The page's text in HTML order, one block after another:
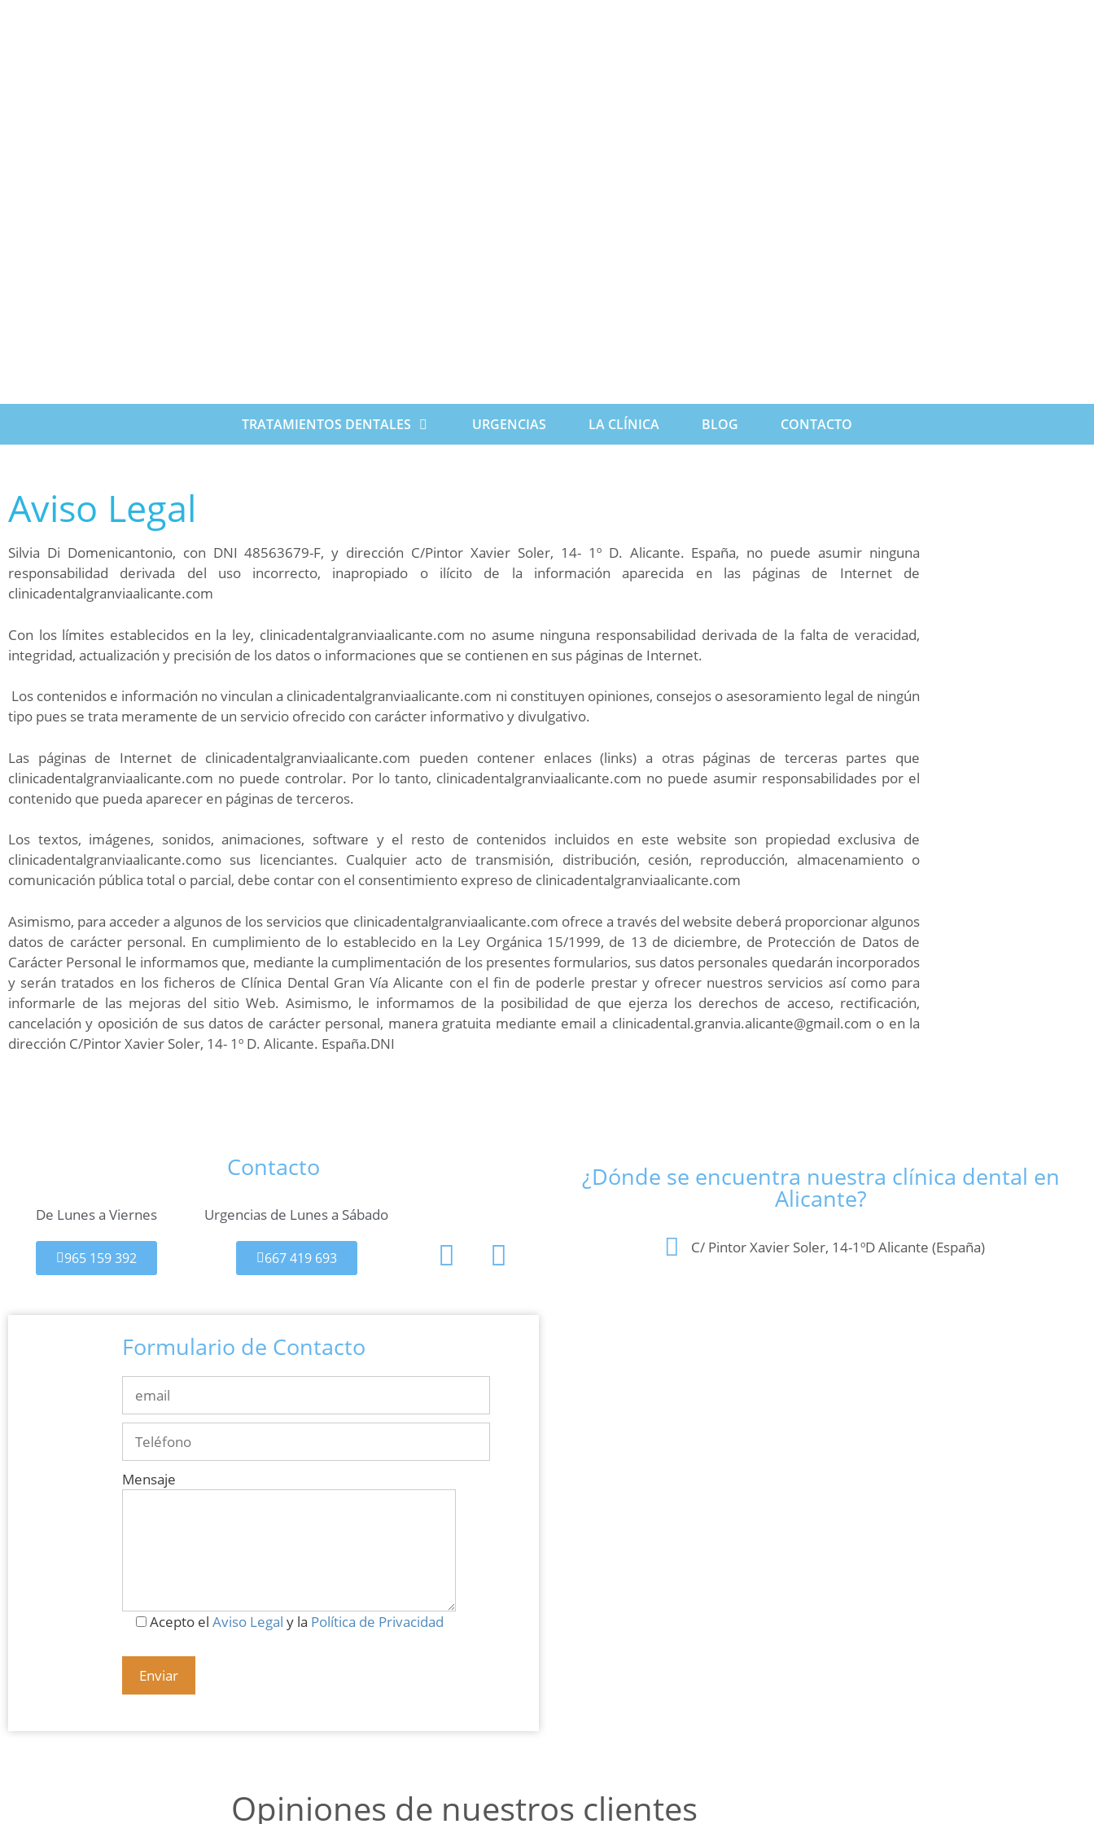
TRATAMIENTOS DENTALES URGENCIAS LA CLÍNICA BLOG CONTACTO
Aviso Legal
Silvia Di Domenicantonio, con DNI 48563679-F, y dirección C/Pintor Xavier Soler, 14- 1º D. Alicante. España, no puede asumir ninguna
responsabilidad derivada del uso incorrecto, inapropiado o ilícito de la información aparecida en las páginas de Internet de
clinicadentalgranviaalicante.com
Con los límites establecidos en la ley, clinicadentalgranviaalicante.com no asume ninguna responsabilidad derivada de la falta de veracidad,
integridad, actualización y precisión de los datos o informaciones que se contienen en sus páginas de Internet.
Los contenidos e información no vinculan a clinicadentalgranviaalicante.com ni constituyen opiniones, consejos o asesoramiento legal de ningún
tipo pues se trata meramente de un servicio ofrecido con carácter informativo y divulgativo.
Las páginas de Internet de clinicadentalgranviaalicante.com pueden contener enlaces (links) a otras páginas de terceras partes que
clinicadentalgranviaalicante.com no puede controlar. Por lo tanto, clinicadentalgranviaalicante.com no puede asumir responsabilidades por el
contenido que pueda aparecer en páginas de terceros.
Los textos, imágenes, sonidos, animaciones, software y el resto de contenidos incluidos en este website son propiedad exclusiva de
clinicadentalgranviaalicante.como sus licenciantes. Cualquier acto de transmisión, distribución, cesión, reproducción, almacenamiento o
comunicación pública total o parcial, debe contar con el consentimiento expreso de clinicadentalgranviaalicante.com
Asimismo, para acceder a algunos de los servicios que clinicadentalgranviaalicante.com ofrece a través del website deberá proporcionar algunos
datos de carácter personal. En cumplimiento de lo establecido en la Ley Orgánica 15/1999, de 13 de diciembre, de Protección de Datos de
Carácter Personal le informamos que, mediante la cumplimentación de los presentes formularios, sus datos personales quedarán incorporados
y serán tratados en los ficheros de Clínica Dental Gran Vía Alicante con el fin de poderle prestar y ofrecer nuestros servicios así como para
informarle de las mejoras del sitio Web. Asimismo, le informamos de la posibilidad de que ejerza los derechos de acceso, rectificación,
cancelación y oposición de sus datos de carácter personal, manera gratuita mediante email a clinicadental.granvia.alicante@gmail.com o en la
dirección C/Pintor Xavier Soler, 14- 1º D. Alicante. España.DNI
Contacto
De Lunes a Viernes
965 159 392
Urgencias de Lunes a Sábado
667 419 693
Formulario de Contacto
Mensaje
Acepto elAviso Legal y la Política de Privacidad
¿Dónde se encuentra nuestra clínica dental en
Alicante?
C/ Pintor Xavier Soler, 14-1ºD Alicante (España)
Opiniones de nuestros clientes